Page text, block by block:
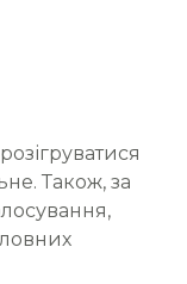
Також, за